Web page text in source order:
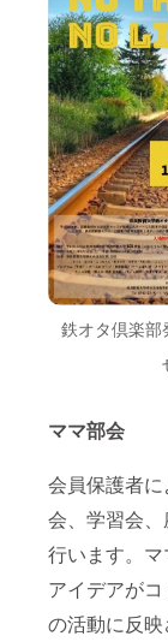
鉄オタ倶楽部
ママ部会
会員保護者
会、学習会
行います。
アイデアが
の活動に反